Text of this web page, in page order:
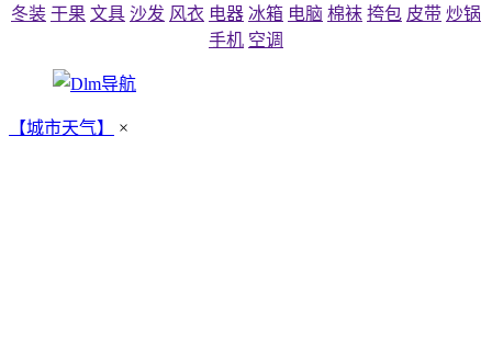
冬装 干果 文具 沙发 风衣 电器 冰箱 电脑 棉袜 挎包 皮带 炒锅
手机 空调
【城市天气】 ×